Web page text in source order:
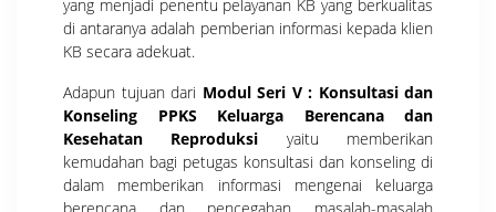
yang menjadi penentu pelayanan KB yang berkualitas
di antaranya adalah pemberian informasi kepada klien
KB secara adekuat.
Adapun tujuan dari Modul Seri V : Konsultasi dan
Konseling PPKS Keluarga Berencana dan
Kesehatan Reproduksi yaitu memberikan
kemudahan bagi petugas konsultasi dan konseling di
dalam memberikan informasi mengenai keluarga